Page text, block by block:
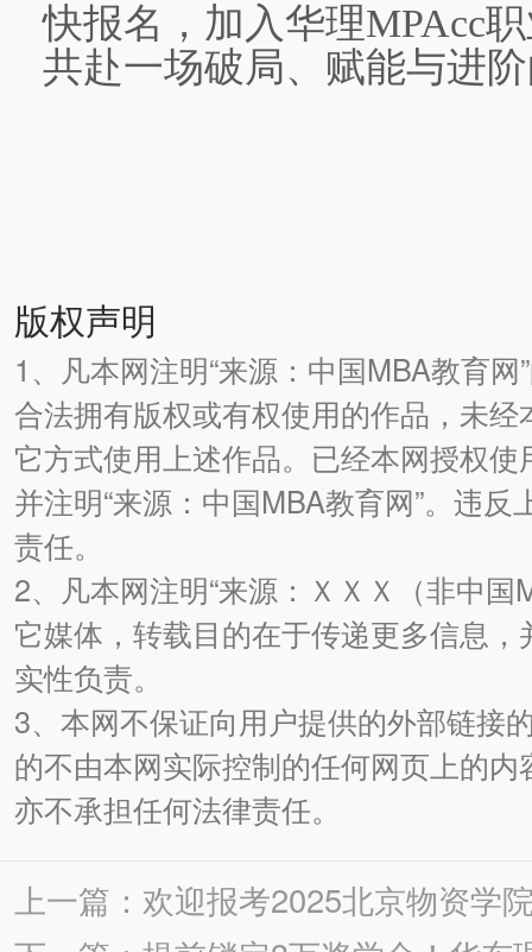
快报名，加入华理MPAcc
共赴一场破局、赋能与进
版权声明
1、凡本网注明“来源：中国MBA教育
合法拥有版权或有权使用的作品，未
它方式使用上述作品。已经本网授权
并注明“来源：中国MBA教育网”。违
责任。
2、凡本网注明“来源：ＸＸＸ（非中
它媒体，转载目的在于传递更多信息
实性负责。
3、本网不保证向用户提供的外部链接
的不由本网实际控制的任何网页上的
亦不承担任何法律责任。
上一篇：欢迎报考2025北京物资学